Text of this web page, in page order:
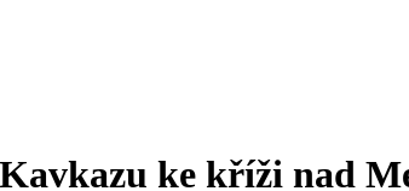
ke kříži nad